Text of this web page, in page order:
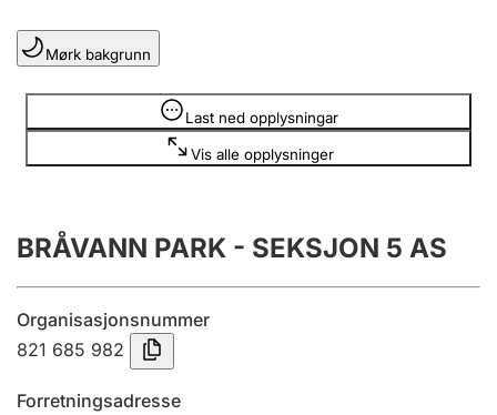
Lag og foreining
Registrere, endre, slette
Innsending og forseinkingsgebyr
Tinglysing
Mørk bakgrunn
Last ned opplysningar
Vis alle opplysninger
Opplysninger er skjult
BRÅVANN PARK - SEKSJON 5 AS
Organisasjonsnummer
821 685 982
Forretningsadresse